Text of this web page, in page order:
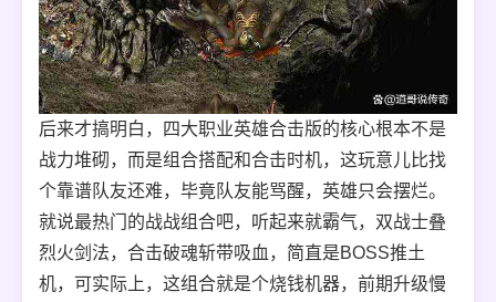
后来才搞明白，四大职业英雄合击版的核心根本不是
战力堆砌，而是组合搭配和合击时机，这玩意儿比找
个靠谱队友还难，毕竟队友能骂醒，英雄只会摆烂。
就说最热门的战战组合吧，听起来就霸气，双战士叠
烈火剑法，合击破魂斩带吸血，简直是BOSS推土
机，可实际上，这组合就是个烧钱机器，前期升级慢